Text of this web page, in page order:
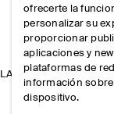
LA EMPRESA
ofrecerte la
personalizar su
proporcionar
aplicaciones y
plataformas de
información sobre
dispositivo.